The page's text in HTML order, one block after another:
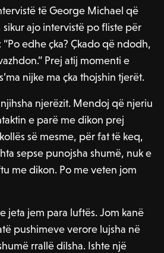
të George Michael që
sikur ajo intervistë po fliste për
“Po edhe çka? Çkado që ndodh,
Prej atij momenti e
nijke ma çka thojshin tjerët.
njerëzit. Mendoj që njeriu
e parë me dikon prej
së mesme, për fat të keq,
sepse punojsha shumë, nuk e
me dikon. Po me veten jom
jeta jem para luftës. Jom kanë
pushimeve verore lujsha në
rrallë dilsha. Ishte një